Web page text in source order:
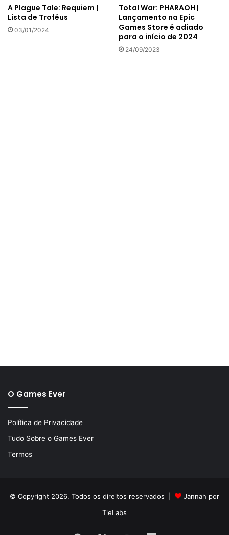
A Plague Tale: Requiem |
Lista de Troféus
03/01/2024
Total War: PHARAOH |
Lançamento na Epic
Games Store é adiado
para o início de 2024
24/09/2023
O Games Ever
Política de Privacidade
Tudo Sobre o Games Ever
Termos
© Copyright 2026, Todos os direitos reservados |
Jannah por
TieLabs